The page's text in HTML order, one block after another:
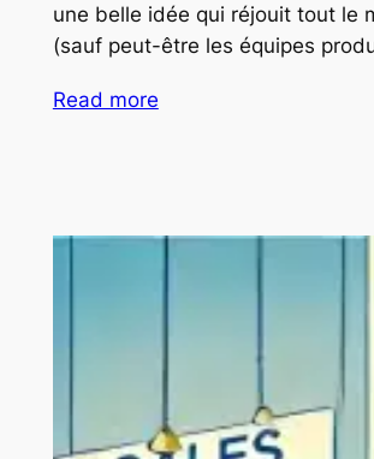
une belle idée qui réjouit tout le
(sauf peut-être les équipes
Read more